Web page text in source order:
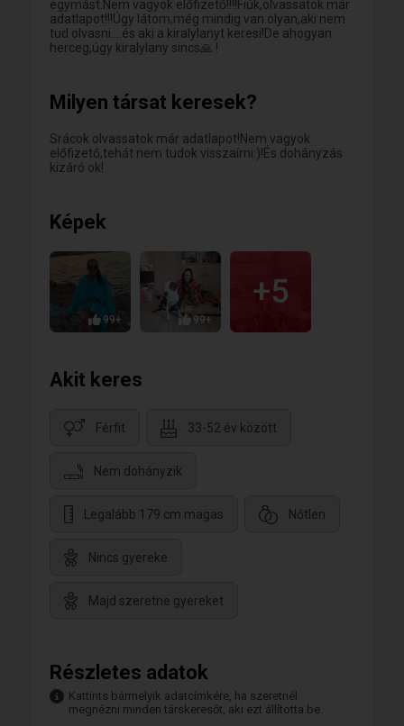
egymást.Nem vagyok előfizető!!!!Fiúk,olvassatok már
adatlapot!!!Úgy látom,még mindig van olyan,aki nem
tud olvasni....és aki a kiralylanyt keresi!De ahogyan
herceg,úgy kiralylany sincs🙏 !
Milyen társat keresek?
Srácok olvassatok már adatlapot!Nem vagyok
előfizető,tehát nem tudok visszaírni:)!És dohányzás
kizáró ok!
Képek
99+ 99+
+5
Akit keres
Férfit 33-52 év között
Nem dohányzik
Legalább 179 cm magas Nőtlen
Nincs gyereke
Majd szeretne gyereket
Részletes adatok
Kattints bármelyik adatcímkére, ha szeretnél
megnézni minden társkeresőt, aki ezt állította be.